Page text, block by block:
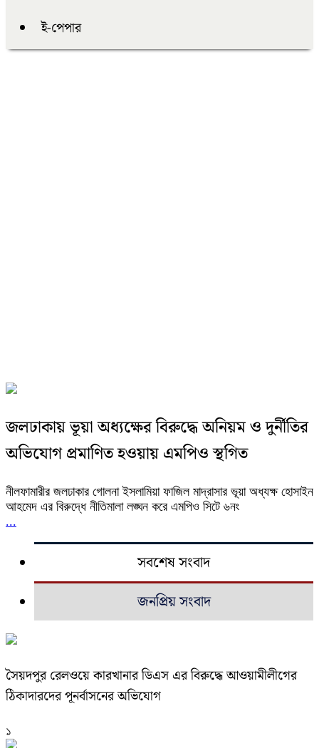
ই-পেপার
জলঢাকায় ভূয়া অধ্যক্ষের বিরুদ্ধে অনিয়ম ও দুর্নীতির
অভিযোগ প্রমাণিত হওয়ায় এমপিও স্থগিত
নীলফামারীর জলঢাকার গোলনা ইসলামিয়া ফাজিল মাদ্রাসার ভূয়া অধ্যক্ষ হোসাইন
আহমেদ এর বিরুদ্ধে নীতিমালা লঙ্ঘন করে এমপিও সিটে ৬নং
...
সবশেষ সংবাদ
জনপ্রিয় সংবাদ
সৈয়দপুর রেলওয়ে কারখানার ডিএস এর বিরুদ্ধে আওয়ামীলীগের
ঠিকাদারদের পূনর্বাসনের অভিযোগ
১